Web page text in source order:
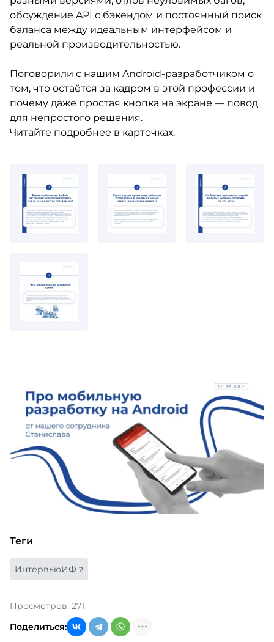
обсуждение API с бэкендом и постоянный поиск
баланса между идеальным интерфейсом и
реальной производительностью.
Поговорили с нашим Android-разработчиком о
том, что остаётся за кадром в этой профессии и
почему даже простая кнопка на экране — повод
для непростого решения.
Читайте подробнее в карточках.
Теги
ИнтервьюИФ 2
Просмотров: 271
Поделиться: